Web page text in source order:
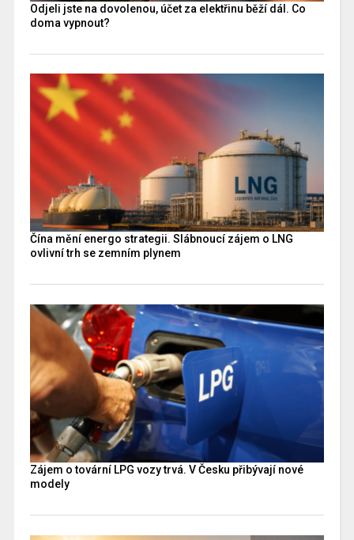
Odjeli jste na dovolenou, účet za elektřinu běží dál. Co
doma vypnout?
Čína mění energo strategii. Slábnoucí zájem o LNG
ovlivní trh se zemním plynem
Zájem o tovární LPG vozy trvá. V Česku přibývají nové
modely